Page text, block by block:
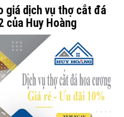
giá dịch vụ thợ cắt đá
của Huy Hoàng